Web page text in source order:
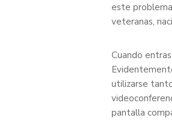
este
veteranas,
Cuando
utilizarse
pantalla